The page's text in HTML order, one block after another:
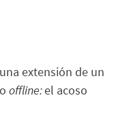
extensión de un
offline:el acoso